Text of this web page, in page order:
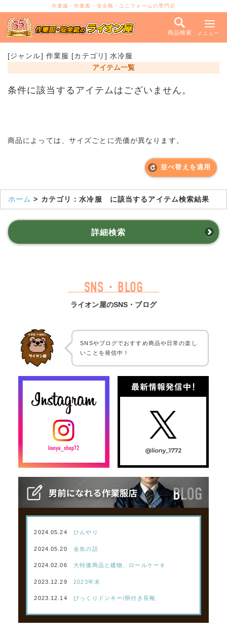
作業服・作業着・安全靴・ユニフォームの専門店
商品検索 メニュー
[ジャンル] 作業服 [カテゴリ] 水冷服
アイテム一覧
条件に該当するアイテムはございません。
商品によっては、サイズごとに売価が異なります。
並べ替えを適用
ホーム > カテゴリ：水冷服 に該当するアイテム検索結果
詳細検索
SNS・BLOG
ライオン屋のSNS・ブログ
SNSやブログでおすすめ商品や日常の楽し
いことを発信中！
2024.05.24 ひんやり
2024.05.20 金魚の話
2024.02.06 大特価商品と建物、ロールケーキ
2023.12.29 2023年末
2023.12.14 びっくりドンキー/胴付き長靴